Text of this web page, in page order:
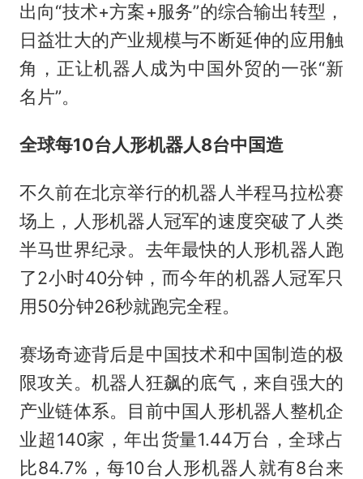
出向“技术+方案+服务”的综合输出转型，
日益壮大的产业规模与不断延伸的应用触
角，正让机器人成为中国外贸的一张“新
名片”。
全球每10台人形机器人8台中国造
不久前在北京举行的机器人半程马拉松赛
场上，人形机器人冠军的速度突破了人类
半马世界纪录。去年最快的人形机器人跑
了2小时40分钟，而今年的机器人冠军只
用50分钟26秒就跑完全程。
赛场奇迹背后是中国技术和中国制造的极
限攻关。机器人狂飙的底气，来自强大的
产业链体系。目前中国人形机器人整机企
业超140家，年出货量1.44万台，全球占
比84.7%，每10台人形机器人就有8台来